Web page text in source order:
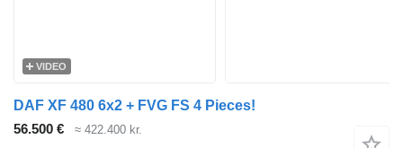
VIDEO
DAF XF 480 6x2 + FVG FS 4 Pieces!
56.500 €
≈ 422.400 kr.